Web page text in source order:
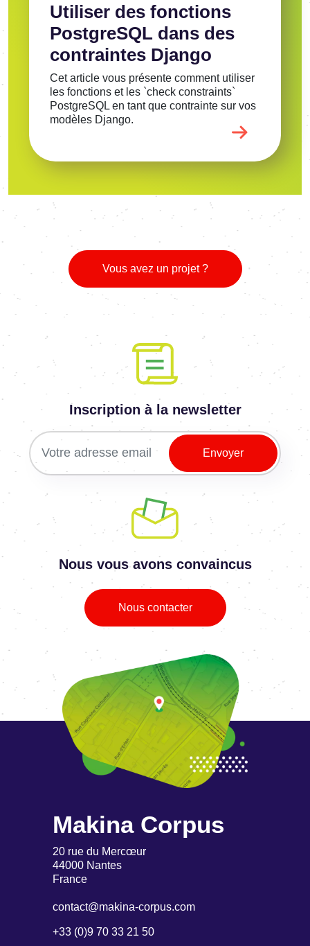
Utiliser des fonctions
PostgreSQL dans des
contraintes Django
Cet article vous présente comment utiliser
les fonctions et les `check constraints`
PostgreSQL en tant que contrainte sur vos
modèles Django.
Vous avez un projet ?
Inscription à la newsletter
Nous vous avons convaincus
Nous contacter
Makina Corpus
20 rue du Mercœur
44000 Nantes
France
contact@makina-corpus.com
+33 (0)9 70 33 21 50